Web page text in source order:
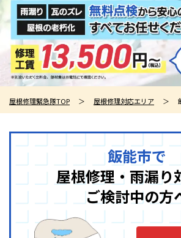
屋根修理緊急隊TOP ＞ 屋根修理対応エリア ＞
飯能市で
屋根修理・雨漏り
ご検討中の方